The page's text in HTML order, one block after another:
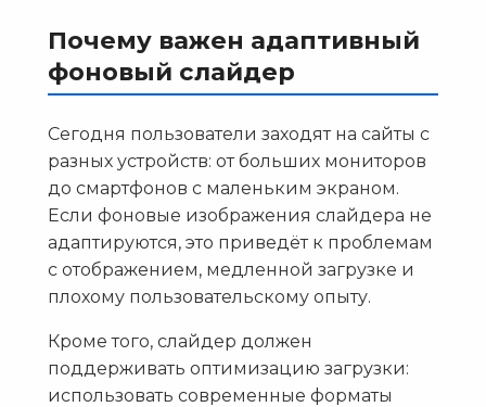
Почему важен адаптивный
фоновый слайдер
Сегодня пользователи заходят на сайты с
разных устройств: от больших мониторов
до смартфонов с маленьким экраном.
Если фоновые изображения слайдера не
адаптируются, это приведёт к проблемам
с отображением, медленной загрузке и
плохому пользовательскому опыту.
Кроме того, слайдер должен
поддерживать оптимизацию загрузки:
использовать современные форматы